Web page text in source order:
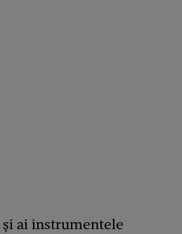
ai instrumentele